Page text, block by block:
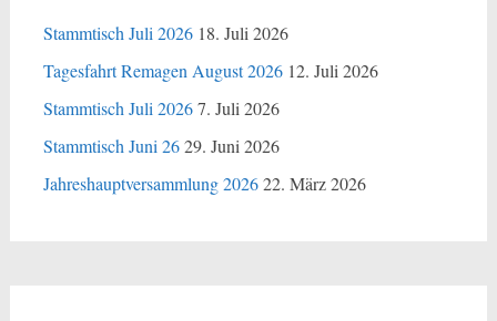
Stammtisch Juli 2026 18. Juli 2026
Tagesfahrt Remagen August 2026 12. Juli 2026
Stammtisch Juli 20267. Juli 2026
Stammtisch Juni 2629. Juni 2026
Jahreshauptversammlung 202622. März 2026